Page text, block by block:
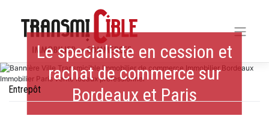
content
Le specialiste en cession et
rachat de commerce sur
Bordeaux et Paris
Entrepôt